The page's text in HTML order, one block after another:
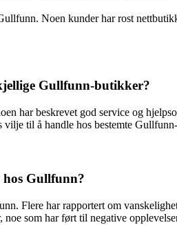
Noen kunder har rost
Gullfunn-butikker?
har beskrevet god service og
til å handle hos bestemte
hos Gullfunn?
Flere har rapportert om
som har ført til negative